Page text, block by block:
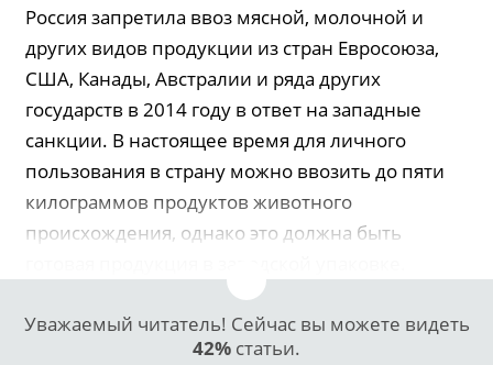
Россия запретила ввоз мясной, молочной и
других видов продукции из стран Евросоюза,
США, Канады, Австралии и ряда других
государств в 2014 году в ответ на западные
санкции. В настоящее время для личного
пользования в страну можно ввозить до пяти
килограммов продуктов животного
происхождения, однако это должна быть
Уважаемый читатель! Сейчас вы можете видеть
42% статьи.